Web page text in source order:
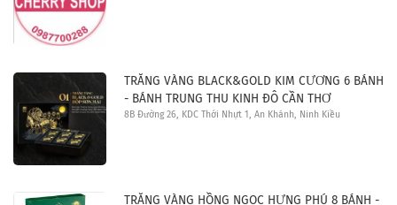
TRĂNG VÀNG BLACK&GOLD KIM CƯƠNG 6 BÁNH
- BÁNH TRUNG THU KINH ĐÔ CẦN THƠ
8B Đường 26, KDC Thới Nhựt 1, An Khánh, Ninh Kiều
TRĂNG VÀNG HỒNG NGỌC HƯNG PHÚ 8 BÁNH -